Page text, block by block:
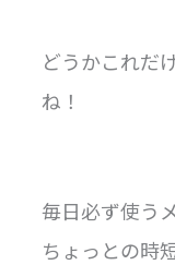
どうかこれだ
ね！
毎日必ず使う
ちょっとの時